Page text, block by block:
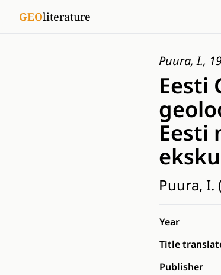
GEOliterature
Puura, I.,
Eesti
Eesti
Puura, I.
Year
Title
Publisher